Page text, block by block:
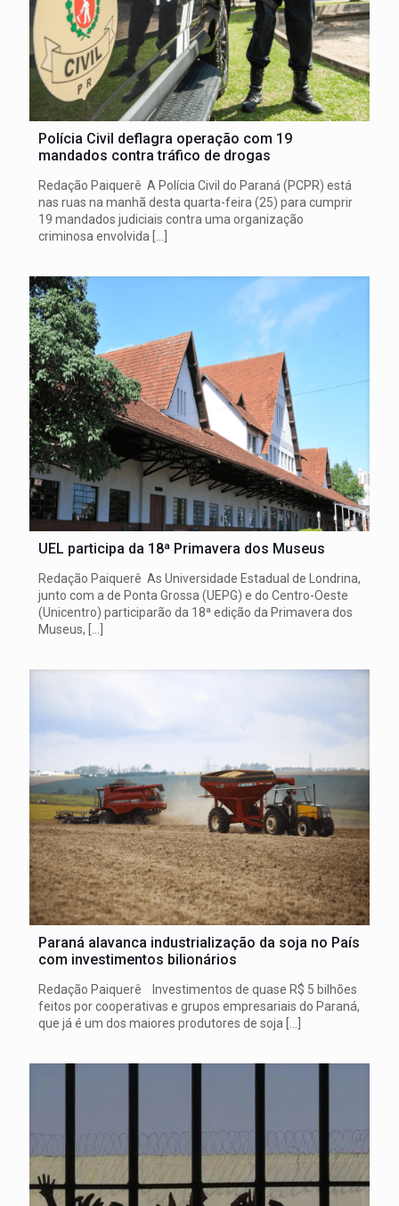
Polícia Civil deflagra operação com 19
mandados contra tráfico de drogas
Redação Paiquerê A Polícia Civil do Paraná (PCPR) está
nas ruas na manhã desta quarta-feira (25) para cumprir
19 mandados judiciais contra uma organização
criminosa envolvida […]
UEL participa da 18ª Primavera dos Museus
Redação Paiquerê As Universidade Estadual de Londrina,
junto com a de Ponta Grossa (UEPG) e do Centro-Oeste
(Unicentro) participarão da 18ª edição da Primavera dos
Museus,
Paraná alavanca industrialização da soja no País
com investimentos bilionários
Redação Paiquerê Investimentos de quase R$ 5 bilhões
feitos por cooperativas e grupos empresariais do Paraná,
que já é um dos maiores produtores de soja […]